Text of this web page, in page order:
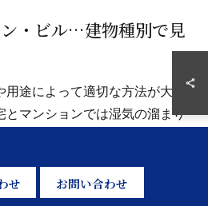
・ビル…建物種別で見
途によって適切な方法が大き
とマンションでは湿気の溜まり
る建材の種類や施工方法も違い
人の動線、空調の管理方法も複
せ お問い合わせ